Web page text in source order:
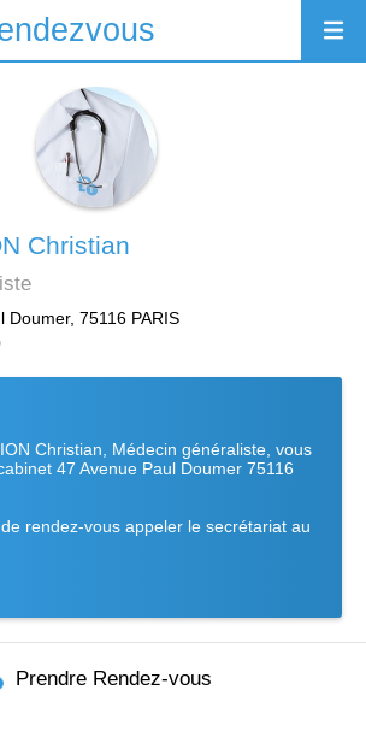
Christian
Doumer, 75116 PARIS
Christian, Médecin généraliste, vous
47 Avenue Paul Doumer 75116
rendez-vous appeler le secrétariat au
Prendre Rendez-vous